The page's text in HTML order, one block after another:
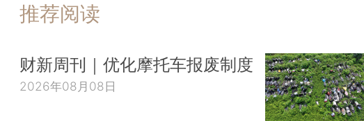
推荐阅读
财新周刊｜优化摩托车报废制度
2026年08月08日